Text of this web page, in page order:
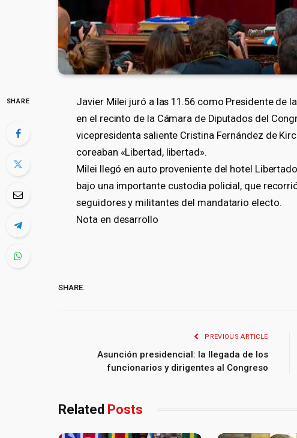
SHARE
Javier Milei juró a las 11.56 como Presidente de
en el recinto de la Cámara de Diputados del
vicepresidenta saliente Cristina Fernández de
coreaban «Libertad, libertad».
Milei llegó en auto proveniente del hotel
bajo una importante custodia policial, que
seguidores y militantes del mandatario electo.
Nota en desarrollo
SHARE.
PREVIOUS ARTICLE
Asunción presidencial: la llegada de los
funcionarios y dirigentes al Congreso
Related Posts